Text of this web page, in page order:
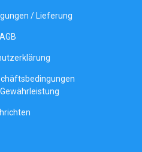
/ Lieferung
AGB